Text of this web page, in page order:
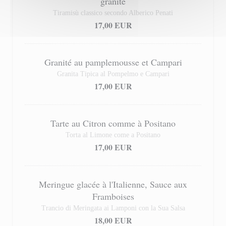
Tiramisù classico secondo Alberico Penati
17,00 EUR
Granité au pamplemousse et Campari
Granita Tipica al Pompelmo e Campari
17,00 EUR
Tarte au Citron comme à Positano
Torta al Limone come a Positano
17,00 EUR
Meringue glacée à l'Italienne, Sauce aux
Framboises
Trancio di Meringata ai Lamponi con la Sua Salsa
18,00 EUR